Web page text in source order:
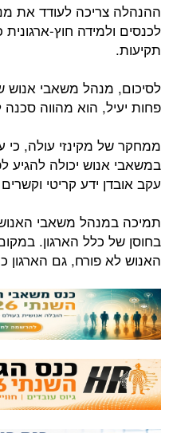
ההנהלה צריכה לעודד את
לכנסים ולמידה חוץ-
תקיעות.
לסיכום, מנהל משאבי אנוש
פחות יעיל, הוא מהווה סכנה
ממחקר של מקינזי עולה,
עקב אובדן ידע קריטי וקשרים
תמיכה במנהל משאבי
בחוסן של כלל הארגון.
האנוש לא פורח, גם הארגון